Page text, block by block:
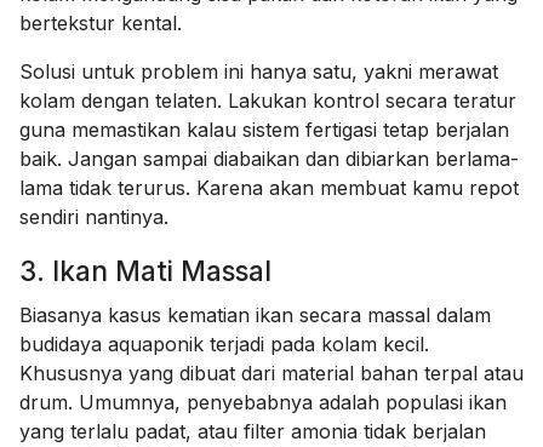
bertekstur kental.
Solusi untuk problem ini hanya satu, yakni merawat
kolam dengan telaten. Lakukan kontrol secara teratur
guna memastikan kalau sistem fertigasi tetap berjalan
baik. Jangan sampai diabaikan dan dibiarkan berlama-
lama tidak terurus. Karena akan membuat kamu repot
sendiri nantinya.
3. Ikan Mati Massal
Biasanya kasus kematian ikan secara massal dalam
budidaya aquaponik terjadi pada kolam kecil.
Khususnya yang dibuat dari material bahan terpal atau
drum. Umumnya, penyebabnya adalah populasi ikan
yang terlalu padat, atau filter amonia tidak berjalan